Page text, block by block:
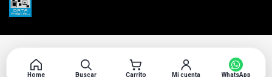
Home Buscar Carrito Mi cuenta